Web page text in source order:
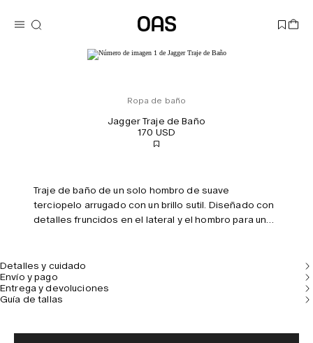
Ropa de baño
Jagger Traje de Baño
170 USD
Traje de baño de un solo hombro de suave
terciopelo arrugado con un brillo sutil. Diseñado con
detalles fruncidos en el lateral y el hombro para un
Detalles y cuidado
Envío y pago
Entrega y devoluciones
Guía de tallas